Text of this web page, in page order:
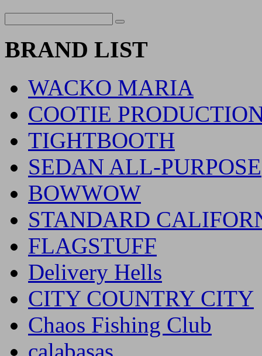
BRAND LIST
WACKO MARIA
COOTIE
TIGHTBOOTH
SEDAN ALL-PURPOSE
BOWWOW
STANDARD
FLAGSTUFF
Delivery Hells
CITY COUNTRY CITY
Chaos Fishing Club